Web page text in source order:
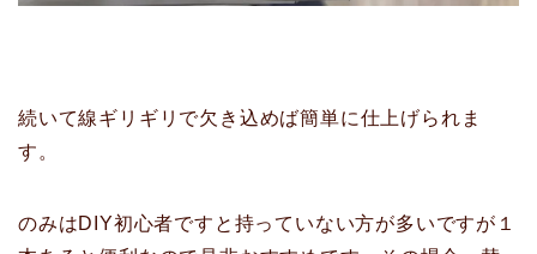
続いて線ギリギリで欠き込めば簡単に仕上げられま
す。
のみはDIY初心者ですと持っていない方が多いですが１